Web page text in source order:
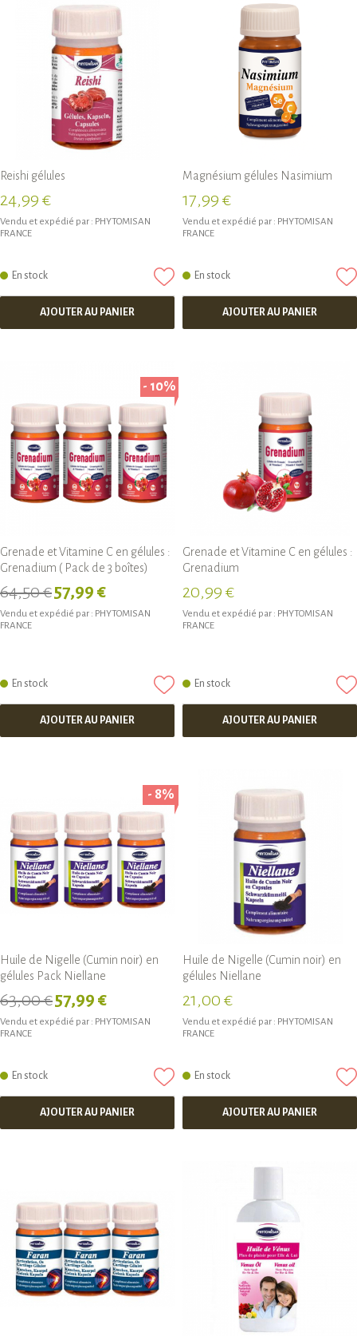
Reishi gélules
24,99 €
Vendu et expédié par : PHYTOMISAN
FRANCE
En stock
AJOUTER AU PANIER
Magnésium gélules Nasimium
17,99 €
Vendu et expédié par : PHYTOMISAN
FRANCE
En stock
AJOUTER AU PANIER
- 10%
Grenade et Vitamine C en gélules :
Grenadium ( Pack de 3 boîtes)
64,50 €57,99 €
Vendu et expédié par : PHYTOMISAN
FRANCE
En stock
AJOUTER AU PANIER
Grenade et Vitamine C en gélules :
Grenadium
20,99 €
Vendu et expédié par : PHYTOMISAN
FRANCE
En stock
AJOUTER AU PANIER
- 8%
Huile de Nigelle (Cumin noir) en
gélules Pack Niellane
63,00 €57,99 €
Vendu et expédié par : PHYTOMISAN
FRANCE
En stock
AJOUTER AU PANIER
Huile de Nigelle (Cumin noir) en
gélules Niellane
21,00 €
Vendu et expédié par : PHYTOMISAN
FRANCE
En stock
AJOUTER AU PANIER